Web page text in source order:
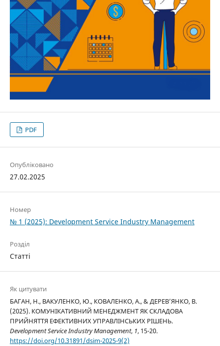
PDF
Опубліковано
27.02.2025
Номер
№ 1 (2025): Development Service Industry Management
Розділ
Статті
Як цитувати
БАГАН, Н., ВАКУЛЕНКО, Ю., КОВАЛЕНКО, А., & ДЕРЕВ’ЯНКО, В.
(2025). КОМУНІКАТИВНИЙ МЕНЕДЖМЕНТ ЯК СКЛАДОВА
ПРИЙНЯТТЯ ЕФЕКТИВНИХ УПРАВЛІНСЬКИХ РІШЕНЬ.
Development Service Industry Management, 1, 15-20.
https://doi.org/10.31891/dsim-2025-9(2)